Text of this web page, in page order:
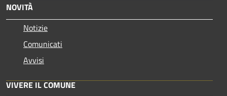
NOVITÀ
Notizie
Comunicati
Avvisi
VIVERE IL COMUNE